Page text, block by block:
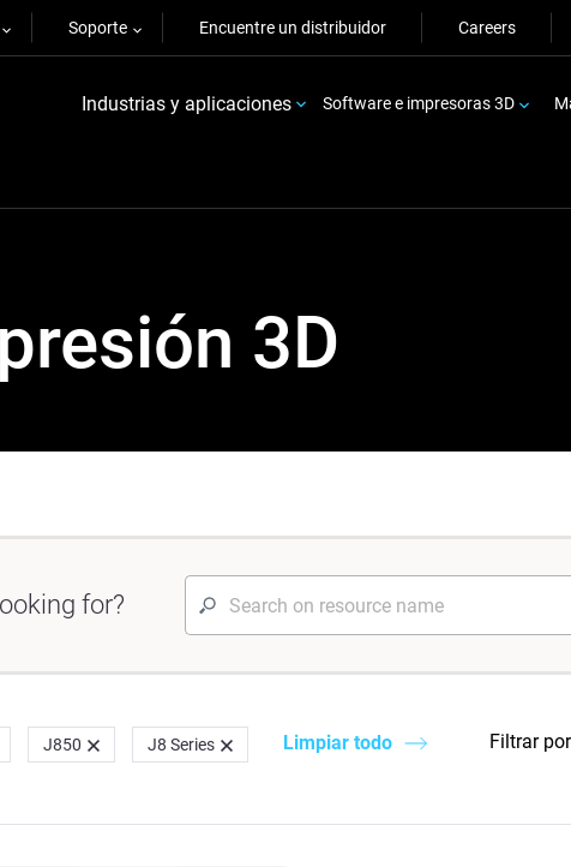
Soporte Encuentre un distribuidor Careers
Industrias y aplicaciones Software e impresoras 3D
3D
for?
J850 J8 Series Limpiar todo Filtrar por